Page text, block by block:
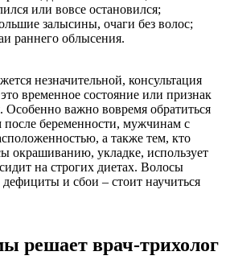
или вовсе остановился;
залысины, очаги без волос;
раннего облысения.
незначительной, консультация
временное состояние или признак
Особенно важно вовремя обратиться
беременности, мужчинам с
а также тем, кто
окрашиванию, укладке, использует
на строгих диетах. Волосы
и сбои – стоит научиться
решает врач-трихолог